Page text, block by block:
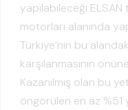
yapılabileceği ELSAN
motorları alanında
Türkiye’nin bu
karşılanmasının
Kazanılmış olan bu
öngörülen en az %51